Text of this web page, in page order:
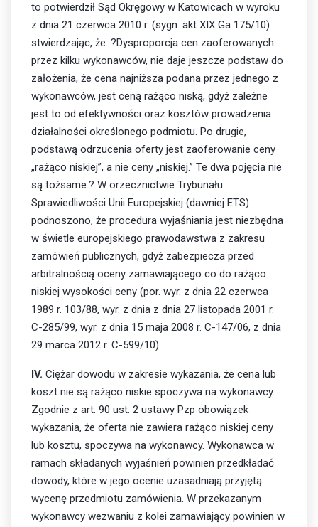
to potwierdził Sąd Okręgowy w Katowicach w wyroku
z dnia 21 czerwca 2010 r. (sygn. akt XIX Ga 175/10)
stwierdzając, że: ?Dysproporcja cen zaoferowanych
przez kilku wykonawców, nie daje jeszcze podstaw do
założenia, że cena najniższa podana przez jednego z
wykonawców, jest ceną rażąco niską, gdyż zależne
jest to od efektywności oraz kosztów prowadzenia
działalności określonego podmiotu. Po drugie,
podstawą odrzucenia oferty jest zaoferowanie ceny
„rażąco niskiej”, a nie ceny „niskiej.” Te dwa pojęcia nie
są tożsame.? W orzecznictwie Trybunału
Sprawiedliwości Unii Europejskiej (dawniej ETS)
podnoszono, że procedura wyjaśniania jest niezbędna
w świetle europejskiego prawodawstwa z zakresu
zamówień publicznych, gdyż zabezpiecza przed
arbitralnością oceny zamawiającego co do rażąco
niskiej wysokości ceny (por. wyr. z dnia 22 czerwca
1989 r. 103/88, wyr. z dnia z dnia 27 listopada 2001 r.
C-285/99, wyr. z dnia 15 maja 2008 r. C-147/06, z dnia
29 marca 2012 r. C-599/10).
IV. Ciężar dowodu w zakresie wykazania, że cena lub
koszt nie są rażąco niskie spoczywa na wykonawcy.
Zgodnie z art. 90 ust. 2 ustawy Pzp obowiązek
wykazania, że oferta nie zawiera rażąco niskiej ceny
lub kosztu, spoczywa na wykonawcy. Wykonawca w
ramach składanych wyjaśnień powinien przedkładać
dowody, które w jego ocenie uzasadniają przyjętą
wycenę przedmiotu zamówienia. W przekazanym
wykonawcy wezwaniu z kolei zamawiający powinien w